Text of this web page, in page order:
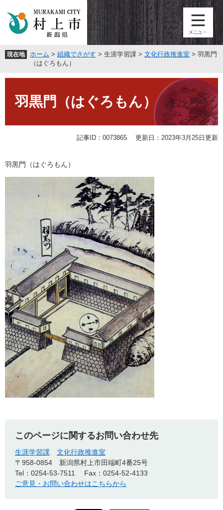
頭
す
飛
し
現在地 ホーム > 組織でさがす > 生涯学習課 > 文化行政推進室 > 羽黒門
（はぐろもん）
羽黒門（はぐろもん）
記事ID：0073865 更新日：2023年3月25日更新
羽黒門（はぐろもん）
このページに関するお問い合わせ先
生涯学習課
文化行政推進室
〒958-0854
新潟県村上市田端町4番25号
Tel：0254-53-7511
Fax：0254-52-4133
ご意見・お問い合わせはこちらから